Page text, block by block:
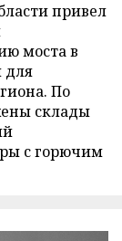
привел
моста в
для
По
склады
с горючим